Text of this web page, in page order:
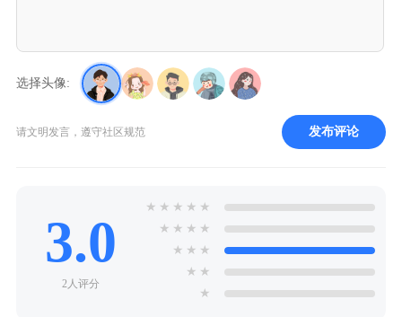
选择头像:
请文明发言，遵守社区规范 发布评论
3.0
2人评分
★ ★ ★ ★ ★
★ ★ ★ ★
★ ★ ★
★ ★
★